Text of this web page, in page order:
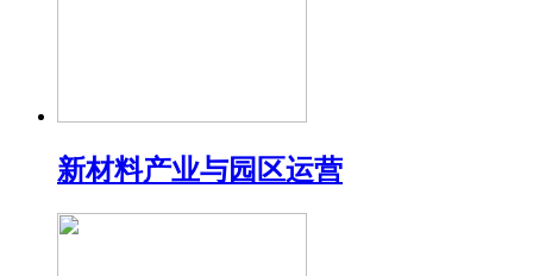
新材料产业与园区运营